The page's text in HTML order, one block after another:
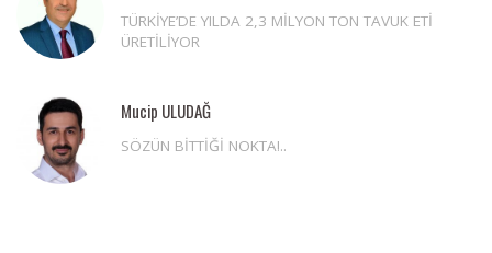
TÜRKİYE’DE YILDA 2,3 MİLYON TON TAVUK ETİ
ÜRETİLİYOR
Mucip ULUDAĞ
SÖZÜN BİTTİĞİ NOKTA!..